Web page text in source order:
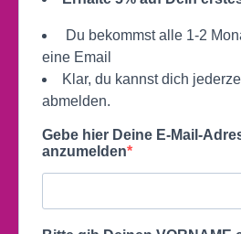
Du bekommst alle 1-2
eine Email
Klar, du kannst dich
abmelden.
Gebe hier Deine E-Mail-
anzumelden